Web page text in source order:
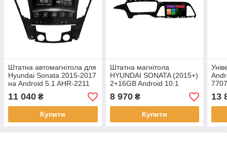
Штатна автомагнітола для
Hyundai Sonata 2015-2017
на Android 5.1 AHR-2211
головний пристрій для
автомобіля
11 040 ₴
Купити
Штатна магнітола
HYUNDAI SONATA (2015+)
2+16GB Android 10.1
8 970₴
Купити
2
13